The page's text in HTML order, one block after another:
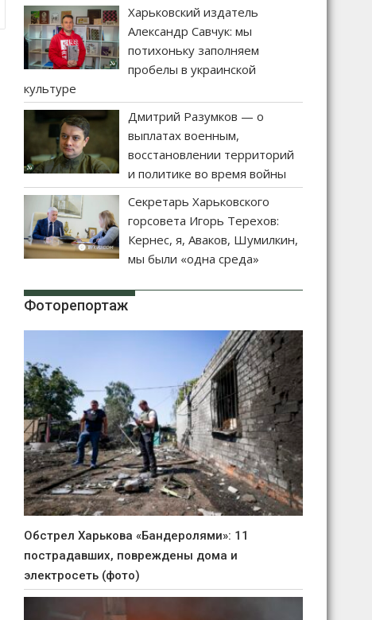
Харьковский издатель
Александр Савчук: мы
потихоньку заполняем
пробелы в украинской
культуре
Дмитрий Разумков — о
выплатах военным,
восстановлении территорий
и политике во время войны
Секретарь Харьковского
горсовета Игорь Терехов:
Кернес, я, Аваков, Шумилкин,
мы были «одна среда»
Фоторепортаж
Обстрел Харькова «Бандеролями»: 11
пострадавших, повреждены дома и
электросеть (фото)